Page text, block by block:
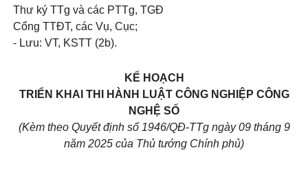
Thư ký TTg và các PTTg, TGĐ
Cổng TTĐT, các Vụ, Cục;
- Lưu: VT, KSTT (2b).
KẾ HOẠCH
TRIỂN KHAI THI HÀNH LUẬT CÔNG NGHIỆP CÔNG
NGHỆ SỐ
(Kèm theo Quyết định số 1946/QĐ-TTg ngày 09 tháng 9
năm 2025 của Thủ tướng Chính phủ)